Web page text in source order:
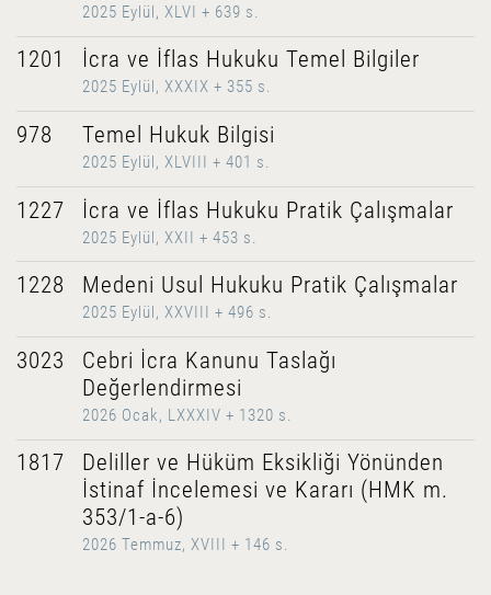
2025 Eylül, XLVI + 639 s.
1201 İcra ve İflas Hukuku Temel Bilgiler
2025 Eylül, XXXIX + 355 s.
978 Temel Hukuk Bilgisi
2025 Eylül, XLVIII + 401 s.
1227 İcra ve İflas Hukuku Pratik Çalışmalar
2025 Eylül, XXII + 453 s.
1228 Medeni Usul Hukuku Pratik Çalışmalar
2025 Eylül, XXVIII + 496 s.
3023
Cebri İcra Kanunu Taslağı
Değerlendirmesi
2026 Ocak, LXXXIV + 1320 s.
1817
Deliller ve Hüküm Eksikliği Yönünden
İstinaf İncelemesi ve Kararı (HMK m.
353/1-a-6)
2026 Temmuz, XVIII + 146 s.